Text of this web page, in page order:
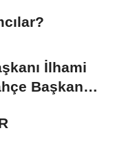
İlhami
Başkan